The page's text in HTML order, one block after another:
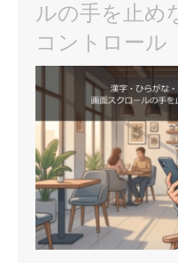
ルの手を止め
コントロール